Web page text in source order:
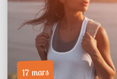
17 mars